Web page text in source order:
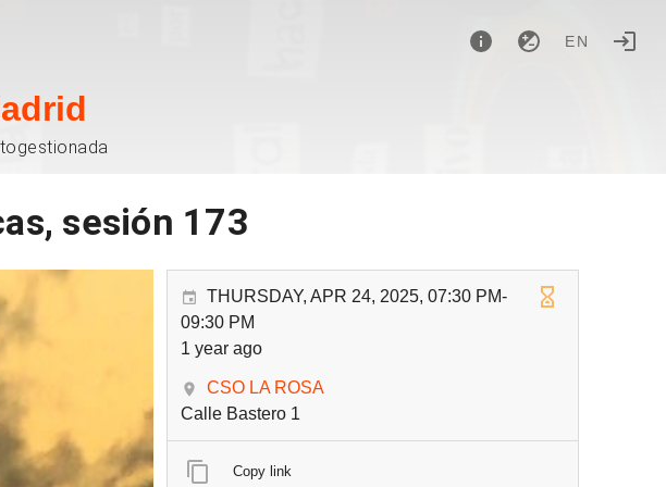
EN
sesión 173
THURSDAY, APR 24, 2025, 07:30 PM-
09:30 PM
1 year ago
CSO LA ROSA
Calle Bastero 1
Copy link